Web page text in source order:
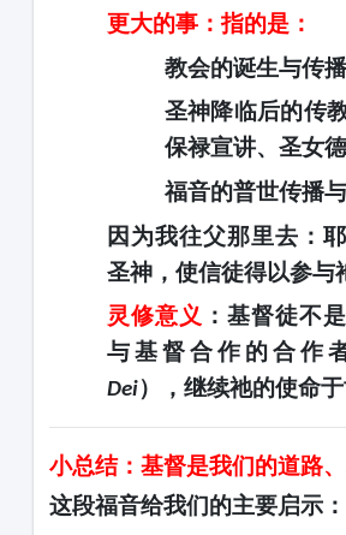
更大的事：指的是：
教会的诞生与传播
圣神降临后的传
保禄宣讲、圣女
福音的普世传播
因为我往父那里去 ：
圣神，使信徒得以参与
灵修意义 ：基督徒不
与基督合作的合作
Dei），继续祂的使命于
小总结：基督是我们的道路
这段福音给我们的主要启示：